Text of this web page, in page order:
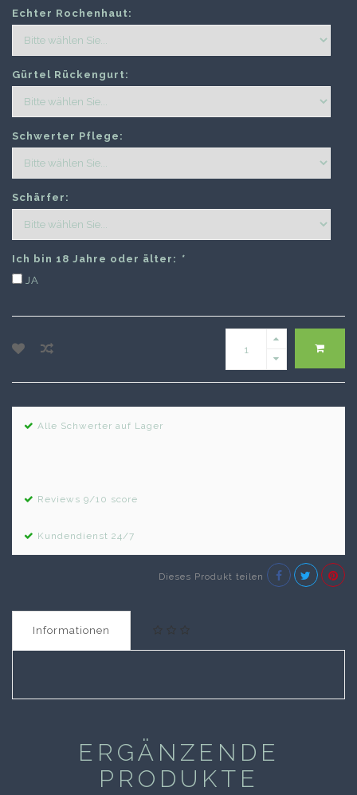
Echter Rochenhaut:
Gürtel Rückengurt:
Schwerter Pflege:
Schärfer:
Ich bin 18 Jahre oder älter: *
JA
Alle Schwerter auf Lager
Reviews 9/10 score
Kundendienst 24/7
Dieses Produkt teilen
Informationen
ERGÄNZENDE
PRODUKTE